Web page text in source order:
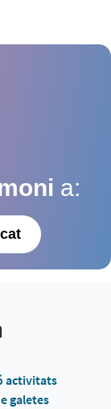
a:
activitats
galetes